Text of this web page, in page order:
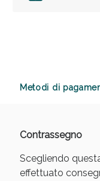
Metodi di
Contrassegno
Scegliendo
effettuato
Vie Urinarie e